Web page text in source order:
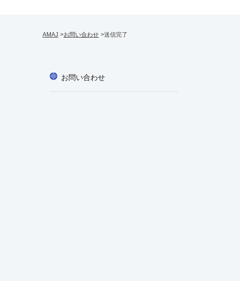
AMAJ お問い合わせ 送信完了
お問い合わせ